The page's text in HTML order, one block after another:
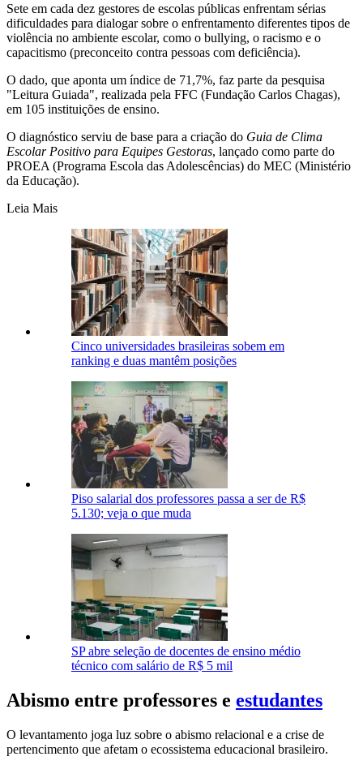
Sete em cada dez gestores de escolas públicas enfrentam sérias
dificuldades para dialogar sobre o enfrentamento diferentes tipos de
violência no ambiente escolar, como o bullying, o racismo e o
capacitismo (preconceito contra pessoas com deficiência).
O dado, que aponta um índice de 71,7%, faz parte da pesquisa
"Leitura Guiada", realizada pela FFC (Fundação Carlos Chagas),
em 105 instituições de ensino.
O diagnóstico serviu de base para a criação do Guia de Clima
Escolar Positivo para Equipes Gestoras, lançado como parte do
PROEA (Programa Escola das Adolescências) do MEC (Ministério
da Educação).
Leia Mais
Cinco universidades brasileiras sobem em
ranking e duas mantêm posições
Piso salarial dos professores passa a ser de R$
5.130; veja o que muda
SP abre seleção de docentes de ensino médio
técnico com salário de R$ 5 mil
Abismo entre professores e estudantes
O levantamento joga luz sobre o abismo relacional e a crise de
pertencimento que afetam o ecossistema educacional brasileiro.